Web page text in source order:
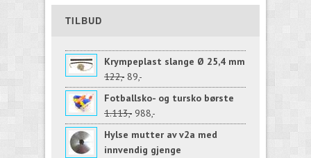
TILBUD
Krympeplast slange Ø 25,4 mm
122,- 89,-
Fotballsko- og tursko børste
1.113,- 988,-
Hylse mutter av v2a med
innvendig gjenge